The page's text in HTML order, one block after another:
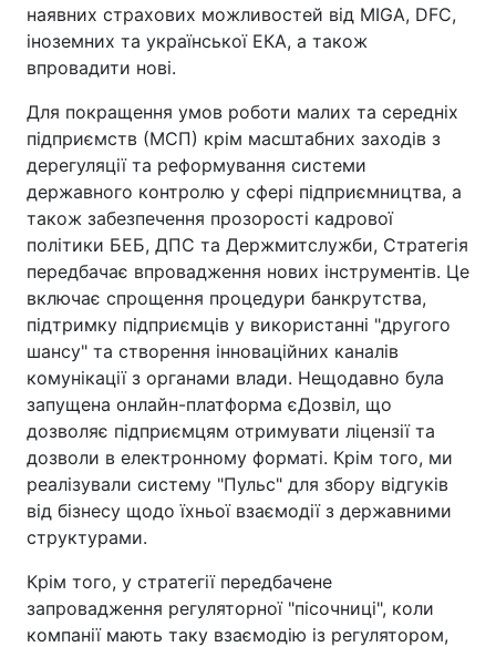
наявних страхових можливостей від MIGA, DFC,
іноземних та української ЕКА, а також
впровадити нові.
Для покращення умов роботи малих та середніх
підприємств (МСП) крім масштабних заходів з
дерегуляції та реформування системи
державного контролю у сфері підприємництва, а
також забезпечення прозорості кадрової
політики БЕБ, ДПС та Держмитслужби, Стратегія
передбачає впровадження нових інструментів. Це
включає спрощення процедури банкрутства,
підтримку підприємців у використанні "другого
шансу" та створення інноваційних каналів
комунікації з органами влади. Нещодавно була
запущена онлайн-платформа єДозвіл, що
дозволяє підприємцям отримувати ліцензії та
дозволи в електронному форматі. Крім того, ми
реалізували систему "Пульс" для збору відгуків
від бізнесу щодо їхньої взаємодії з державними
структурами.
Крім того, у стратегії передбачене
запровадження регуляторної "пісочниці", коли
компанії мають таку взаємодію із регулятором,